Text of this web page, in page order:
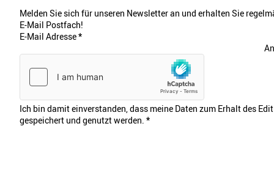
Melden Sie sich für unseren Newsletter an und erhalten Sie
E-Mail Postfach!
E-Mail Adresse*
Ich bin damit einverstanden, dass meine Daten zum Erhalt des
gespeichert und genutzt werden. *